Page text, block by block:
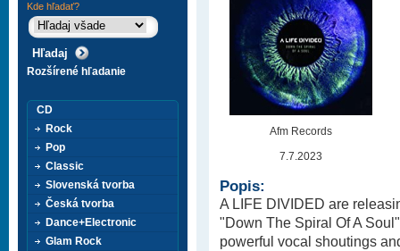
Afm Records
7.7.2023
Popis:
A LIFE DIVIDED are
"Down The Spiral Of A
powerful vocal shoutings
Kde hľadať?
Rozšírené hľadanie
CD
Rock
Pop
Classic
Slovenská tvorba
Česká tvorba
Dance+Electronic
Glam Rock